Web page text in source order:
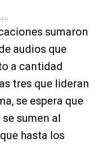
sumaron
audios que
a cantidad
tres que lideran
se espera que
sumen al
hasta los